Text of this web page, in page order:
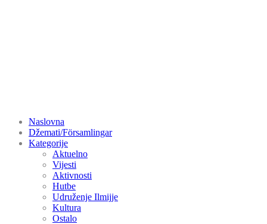
Naslovna
Džemati/Församlingar
Kategorije
Aktuelno
Vijesti
Aktivnosti
Hutbe
Udruženje Ilmijje
Kultura
Ostalo